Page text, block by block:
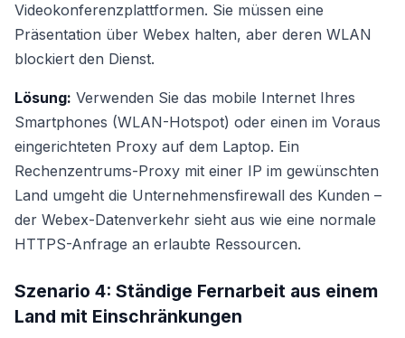
Videokonferenzplattformen. Sie müssen eine
Präsentation über Webex halten, aber deren WLAN
blockiert den Dienst.
Lösung: Verwenden Sie das mobile Internet Ihres
Smartphones (WLAN-Hotspot) oder einen im Voraus
eingerichteten Proxy auf dem Laptop. Ein
Rechenzentrums-Proxy mit einer IP im gewünschten
Land umgeht die Unternehmensfirewall des Kunden –
der Webex-Datenverkehr sieht aus wie eine normale
HTTPS-Anfrage an erlaubte Ressourcen.
Szenario 4: Ständige Fernarbeit aus einem
Land mit Einschränkungen